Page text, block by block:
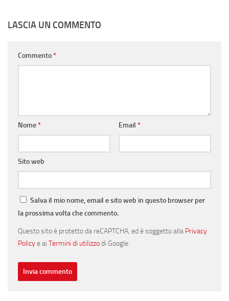
LASCIA UN COMMENTO
Commento*
Nome* Email *
Sito web
Salva il mio nome, email e sito web in questo browser per
la prossima volta che commento.
Questo sito è protetto da reCAPTCHA, ed è soggetto alla Privacy
Policye ai Termini di utilizzodi Google.